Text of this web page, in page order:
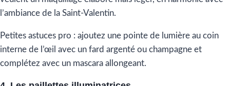
l’ambiance de la Saint-Valentin.
Petites astuces pro : ajoutez une pointe de lumière au coin
interne de l’œil avec un fard argenté ou champagne et
complétez avec un mascara allongeant.